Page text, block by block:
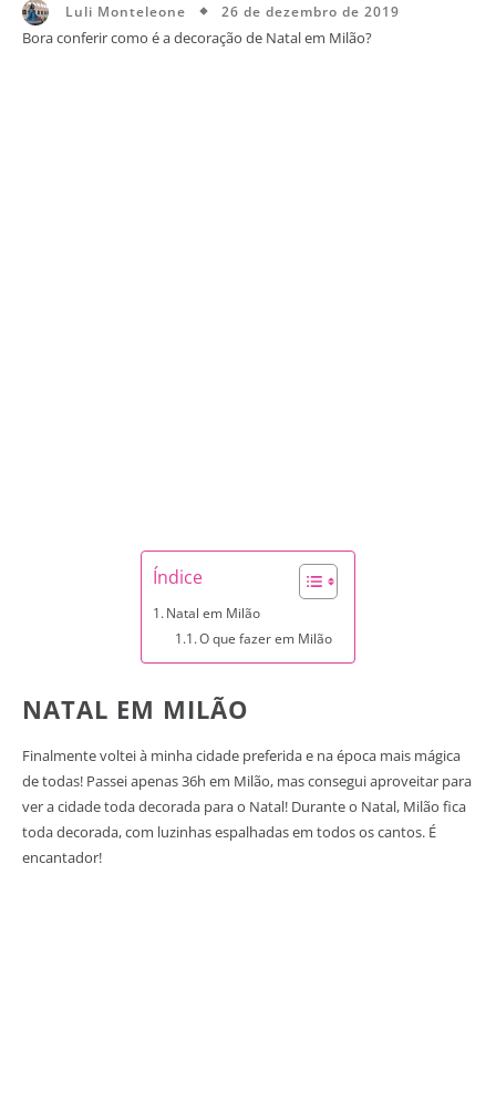
Luli Monteleone 26 de dezembro de 2019
Bora conferir como é a decoração de Natal em Milão?
Índice
Natal em Milão
O que fazer em Milão
NATAL EM MILÃO
Finalmente voltei à minha cidade preferida e na época mais mágica
de todas! Passei apenas 36h em Milão, mas consegui aproveitar para
ver a cidade toda decorada para o Natal! Durante o Natal, Milão fica
toda decorada, com luzinhas espalhadas em todos os cantos. É
encantador!